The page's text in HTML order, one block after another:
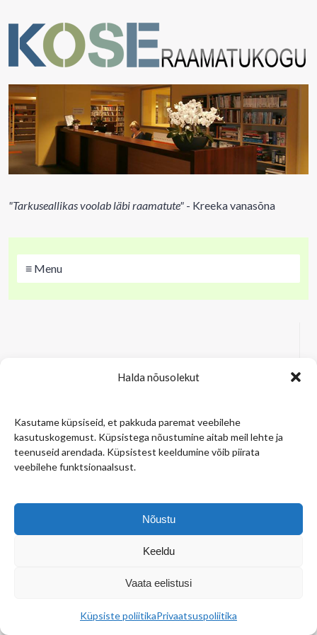
Halda nõusolekut
Kasutame küpsiseid, et pakkuda paremat veebilehe
kasutuskogemust. Küpsistega nõustumine aitab meil lehte ja
teenuseid arendada. Küpsistest keeldumine võib piirata
veebilehe funktsionaalsust.
Nõustu
Keeldu
Vaata eelistusi
Küpsiste poliitikaPrivaatsuspoliitika
"Tarkuseallikas voolab läbi raamatute" - Kreeka vanasõna
≡ Menu